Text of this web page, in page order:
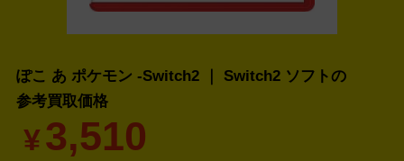
ぽこ あ ポケモン -Switch2 ｜ Switch2 ソフトの
参考買取価格
¥3,510